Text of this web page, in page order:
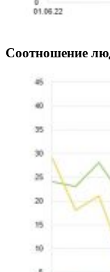
Соотношение